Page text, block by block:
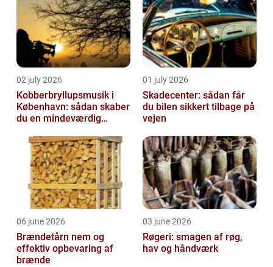
02 july 2026
Kobberbryllupsmusik i
København: sådan skaber
du en mindeværdig
01 july 2026
Skadecenter: sådan får
du bilen sikkert tilbage på
vejen
06 june 2026
Brændetårn nem og
effektiv opbevaring af
brænde
03 june 2026
Røgeri: smagen af røg,
hav og håndværk